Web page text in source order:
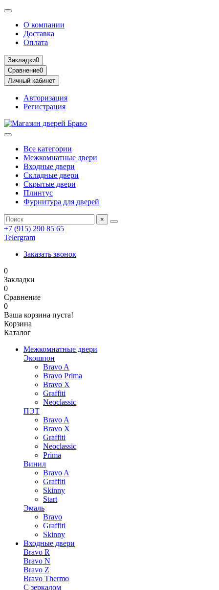
О компании
Доставка
Оплата
Закладки0
Сравнение0
Личный кабинет
Авторизация
Регистрация
Все категории
Межкомнатные двери
Входные двери
Складные двери
Скрытые двери
Плинтус
Фурнитура для дверей
×
+7 (915) 290 85 65
Telergram
Заказать звонок
0
Закладки
0
Сравнение
0
Ваша корзина пуста!
Корзина
Каталог
Межкомнатные двери
Экошпон
Bravo A
Bravo Prima
Bravo X
Graffiti
Neoclassic
ПЭТ
Bravo A
Bravo X
Graffiti
Neoclassic
Prima
Винил
Bravo A
Graffiti
Skinny
Start
Эмаль
Bravo
Graffiti
Skinny
Входные двери
Bravo R
Bravo N
Bravo Z
Bravo Thermo
С зеркалом